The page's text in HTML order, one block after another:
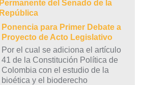
Permanente del Senado de la
República
Ponencia para Primer Debate a
Proyecto de Acto Legislativo
Por el cual se adiciona el artículo
41 de la Constitución Política de
Colombia con el estudio de la
bioética y el bioderecho